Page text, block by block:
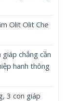
Olit Olit Che
chẳng cần
hanh thông
3 con giáp